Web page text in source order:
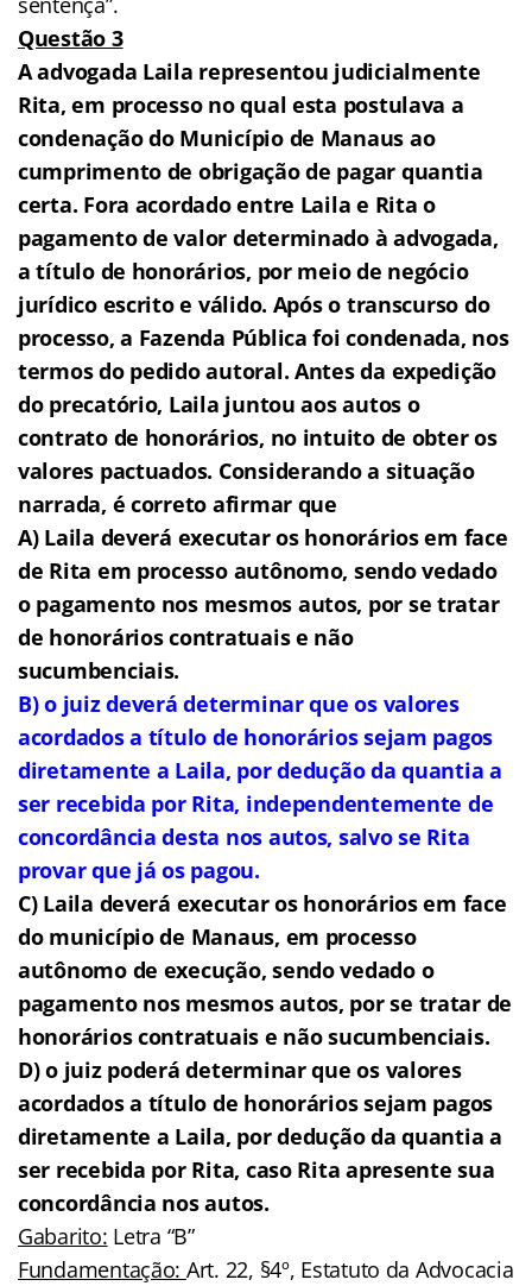
Questão 3
A advogada Laila representou judicialmente
Rita, em processo no qual esta postulava a
condenação do Município de Manaus ao
cumprimento de obrigação de pagar quantia
certa. Fora acordado entre Laila e Rita o
pagamento de valor determinado à advogada,
a título de honorários, por meio de negócio
jurídico escrito e válido. Após o transcurso do
processo, a Fazenda Pública foi condenada, nos
termos do pedido autoral. Antes da expedição
do precatório, Laila juntou aos autos o
contrato de honorários, no intuito de obter os
valores pactuados. Considerando a situação
narrada, é correto afirmar que
A) Laila deverá executar os honorários em face
de Rita em processo autônomo, sendo vedado
o pagamento nos mesmos autos, por se tratar
de honorários contratuais e não
sucumbenciais.
B) o juiz deverá determinar que os valores
acordados a título de honorários sejam pagos
diretamente a Laila, por dedução da quantia a
ser recebida por Rita, independentemente de
concordância desta nos autos, salvo se Rita
provar que já os pagou.
C) Laila deverá executar os honorários em face
do município de Manaus, em processo
autônomo de execução, sendo vedado o
pagamento nos mesmos autos, por se tratar de
honorários contratuais e não sucumbenciais.
D) o juiz poderá determinar que os valores
acordados a título de honorários sejam pagos
diretamente a Laila, por dedução da quantia a
ser recebida por Rita, caso Rita apresente sua
concordância nos autos.
Gabarito: Letra “B”
Fundamentação: Art. 22, §4º, Estatuto da Advocacia